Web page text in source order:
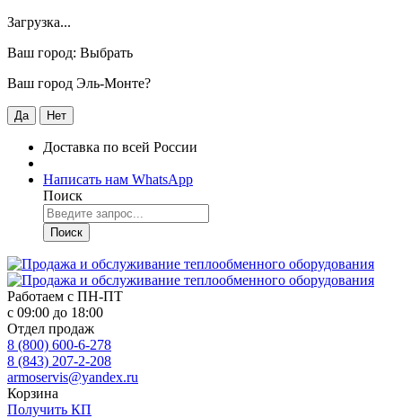
Загрузка...
Ваш город: Выбрать
Ваш город Эль-Монте?
Да Нет
Доставка по всей России
Написать нам WhatsApp
Поиск
Поиск
Работаем с ПН-ПТ
с 09:00 до 18:00
Отдел продаж
8 (800) 600-6-278
8 (843) 207-2-208
armoservis@yandex.ru
Корзина
Получить КП